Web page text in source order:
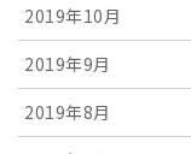
2019年10月
2019年9月
2019年8月